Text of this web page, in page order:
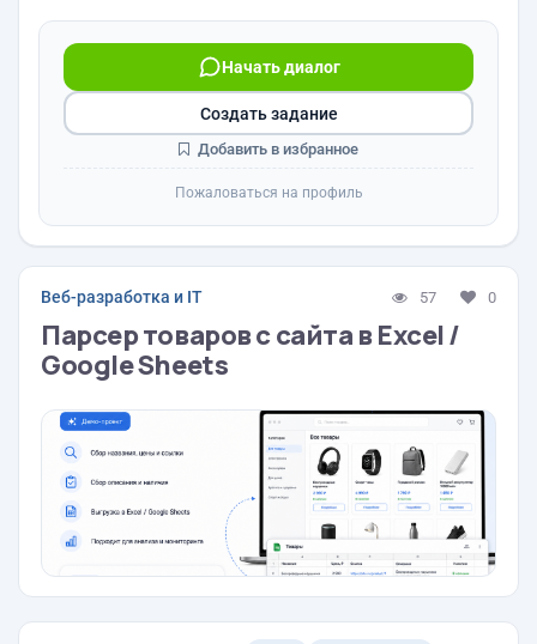
Начать диалог
Создать задание
Добавить в избранное
Пожаловаться на профиль
Веб-разработка и IT 57 0
Парсер товаров с сайта в Excel /
Google Sheets